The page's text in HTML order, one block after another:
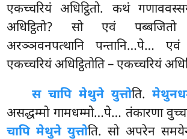
एकच्चरियं अधिट्ठितो. कथं
अधिट्ठितो? सो एवं
अरञ्ञवनपत्थानि पन्तानि…पे… एवं
एकच्चरियं अधिट्ठितोति – एकच्चरियं
स चापि मेथुने युत्तोति.
असद्धम्मो गामधम्मो…पे… तंकारणा
चापि मेथुने युत्तोति. सो अपरेन